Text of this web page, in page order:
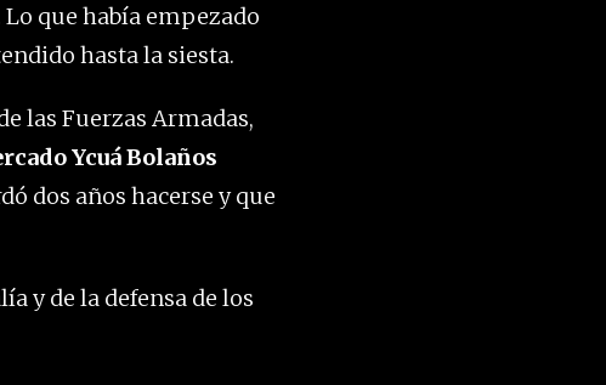
que había empezado
hasta la siesta.
las Fuerzas Armadas,
Ycuá Bolaños
dos años hacerse y que
y de la defensa de los